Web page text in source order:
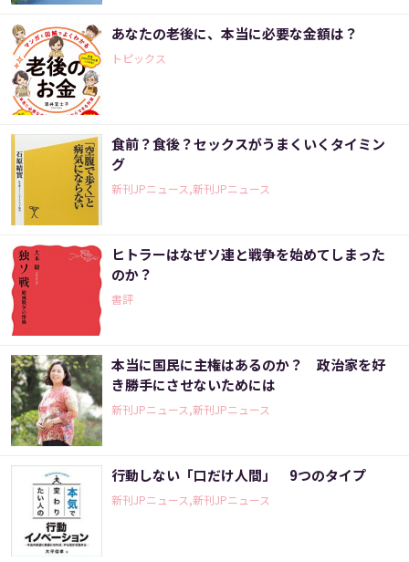
あなたの老後に、本当に必要な金額は？
トピックス
食前？食後？セックスがうまくいくタイミン
グ
新刊JPニュース,新刊JPニュース
ヒトラーはなぜソ連と戦争を始めてしまった
のか？
書評
本当に国民に主権はあるのか？ 政治家を好
き勝手にさせないためには
新刊JPニュース,新刊JPニュース
行動しない「口だけ人間」 9つのタイプ
新刊JPニュース,新刊JPニュース